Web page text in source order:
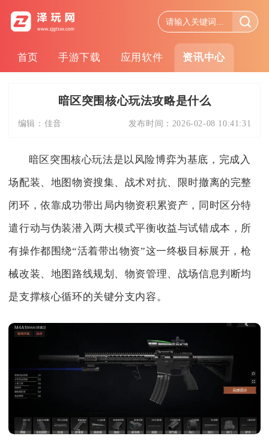
首页 手游下载 应用软件 资讯中心
暗区突围核心玩法攻略是什么
编辑： 佳音 发布时间： 2026-02-08 10:41:31
暗区突围核心玩法是以风险博弈为基底，完成入
场配装、地图物资搜集、战术对抗、限时撤离的完整
闭环，依靠成功带出局内物资积累资产，同时区分特
遣行动与伪装潜入两大模式平衡收益与试错成本，所
有操作都围绕“活着带出物资”这一终极目标展开，枪
械改装、地图路线规划、物资管理、战场信息判断均
是支撑核心循环的关键分支内容。